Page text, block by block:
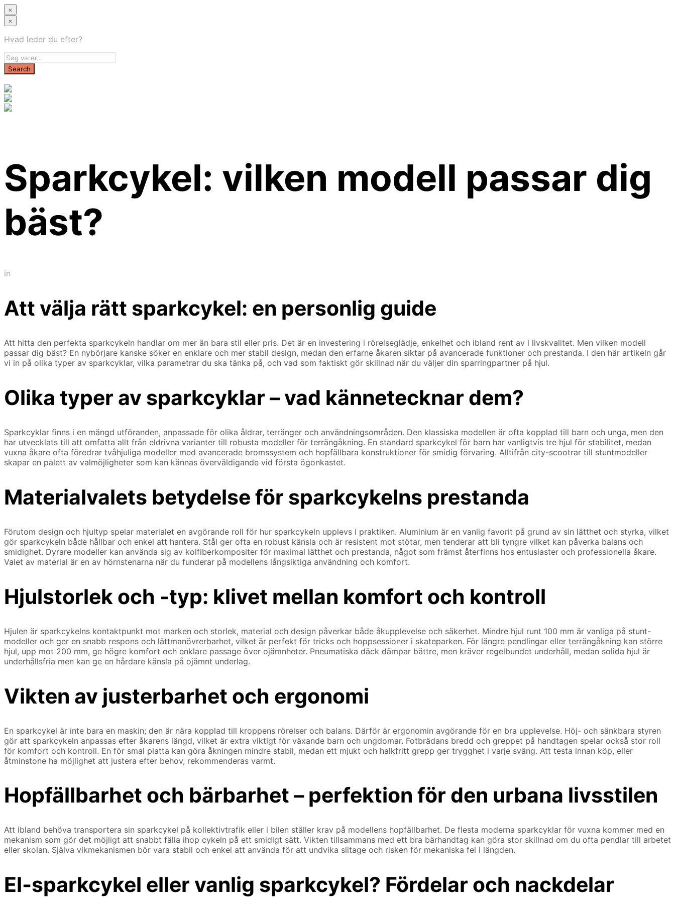
×
×
Hvad leder du efter?
Sparkcykel: vilken modell passar dig
bäst?
in
Att välja rätt sparkcykel: en personlig guide
Att hitta den perfekta sparkcykeln handlar om mer än bara stil eller pris. Det är en investering i rörelseglädje, enkelhet och ibland rent av i livskvalitet. Men vilken modell
passar dig bäst? En nybörjare kanske söker en enklare och mer stabil design, medan den erfarne åkaren siktar på avancerade funktioner och prestanda. I den här artikeln går
vi in på olika typer av sparkcyklar, vilka parametrar du ska tänka på, och vad som faktiskt gör skillnad när du väljer din sparringpartner på hjul.
Olika typer av sparkcyklar – vad kännetecknar dem?
Sparkcyklar finns i en mängd utföranden, anpassade för olika åldrar, terränger och användningsområden. Den klassiska modellen är ofta kopplad till barn och unga, men den
har utvecklats till att omfatta allt från eldrivna varianter till robusta modeller för terrängåkning. En standard sparkcykel för barn har vanligtvis tre hjul för stabilitet, medan
vuxna åkare ofta föredrar tvåhjuliga modeller med avancerade bromssystem och hopfällbara konstruktioner för smidig förvaring. Alltifrån city-scootrar till stuntmodeller
skapar en palett av valmöjligheter som kan kännas överväldigande vid första ögonkastet.
Materialvalets betydelse för sparkcykelns prestanda
Förutom design och hjultyp spelar materialet en avgörande roll för hur sparkcykeln upplevs i praktiken. Aluminium är en vanlig favorit på grund av sin lätthet och styrka, vilket
gör sparkcykeln både hållbar och enkel att hantera. Stål ger ofta en robust känsla och är resistent mot stötar, men tenderar att bli tyngre vilket kan påverka balans och
smidighet. Dyrare modeller kan använda sig av kolfiberkompositer för maximal lätthet och prestanda, något som främst återfinns hos entusiaster och professionella åkare.
Valet av material är en av hörnstenarna när du funderar på modellens långsiktiga användning och komfort.
Hjulstorlek och -typ: klivet mellan komfort och kontroll
Hjulen är sparkcykelns kontaktpunkt mot marken och storlek, material och design påverkar både åkupplevelse och säkerhet. Mindre hjul runt 100 mm är vanliga på stunt-
modeller och ger en snabb respons och lättmanövrerbarhet, vilket är perfekt för tricks och hoppsessioner i skateparken. För längre pendlingar eller terrängåkning kan större
hjul, upp mot 200 mm, ge högre komfort och enklare passage över ojämnheter. Pneumatiska däck dämpar bättre, men kräver regelbundet underhåll, medan solida hjul är
underhållsfria men kan ge en hårdare känsla på ojämnt underlag.
Vikten av justerbarhet och ergonomi
En sparkcykel är inte bara en maskin; den är nära kopplad till kroppens rörelser och balans. Därför är ergonomin avgörande för en bra upplevelse. Höj- och sänkbara styren
gör att sparkcykeln anpassas efter åkarens längd, vilket är extra viktigt för växande barn och ungdomar. Fotbrädans bredd och greppet på handtagen spelar också stor roll
för komfort och kontroll. En för smal platta kan göra åkningen mindre stabil, medan ett mjukt och halkfritt grepp ger trygghet i varje sväng. Att testa innan köp, eller
åtminstone ha möjlighet att justera efter behov, rekommenderas varmt.
Hopfällbarhet och bärbarhet – perfektion för den urbana livsstilen
Att ibland behöva transportera sin sparkcykel på kollektivtrafik eller i bilen ställer krav på modellens hopfällbarhet. De flesta moderna sparkcyklar för vuxna kommer med en
mekanism som gör det möjligt att snabbt fälla ihop cykeln på ett smidigt sätt. Vikten tillsammans med ett bra bärhandtag kan göra stor skillnad om du ofta pendlar till arbetet
eller skolan. Själva vikmekanismen bör vara stabil och enkel att använda för att undvika slitage och risken för mekaniska fel i längden.
El-sparkcykel eller vanlig sparkcykel? Fördelar och nackdelar